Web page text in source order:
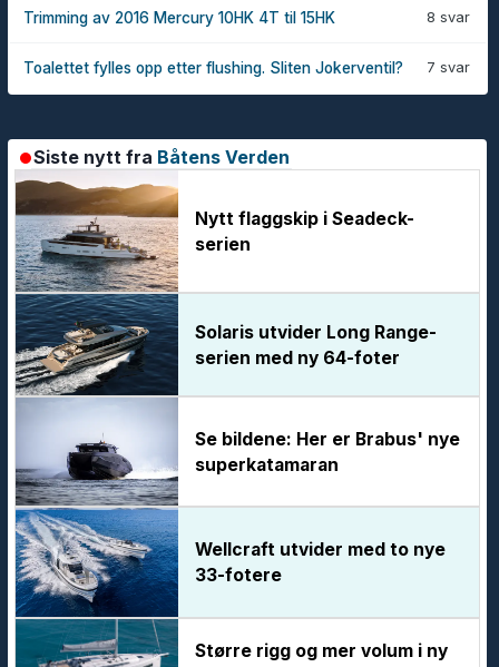
8 svar
Trimming av 2016 Mercury 10HK 4T til 15HK
7 svar
Toalettet fylles opp etter flushing. Sliten Jokerventil?
Siste nytt fra Båtens Verden
Nytt flaggskip i Seadeck-
serien
Solaris utvider Long Range-
serien med ny 64-foter
Se bildene: Her er Brabus' nye
superkatamaran
Wellcraft utvider med to nye
33-fotere
Større rigg og mer volum i ny